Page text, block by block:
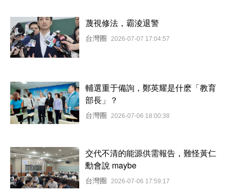
蔑視修法，霸淩退警
台灣圈 2026-07-07 17:04:57
輔選重于備詢，鄭英耀是什麽「教育
部長」？
台灣圈 2026-07-06 18:00:38
交代不清的能源供需報告，難怪黃仁
勳會說 maybe
台灣圈 2026-07-06 17:59:17